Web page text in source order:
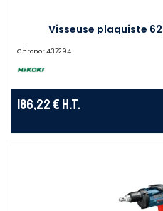
Visseuse plaquiste
Chrono : 437294
186,22 € H.T.